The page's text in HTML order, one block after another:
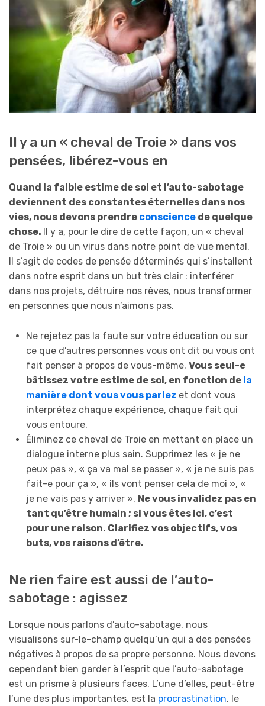
Il y a un « cheval de Troie » dans vos
pensées, libérez-vous en
Quand la faible estime de soi et l’auto-sabotage
deviennent des constantes éternelles dans nos
vies, nous devons prendre conscience de quelque
chose. Il y a, pour le dire de cette façon, un « cheval
de Troie » ou un virus dans notre point de vue mental.
Il s’agit de codes de pensée déterminés qui s’installent
dans notre esprit dans un but très clair : interférer
dans nos projets, détruire nos rêves, nous transformer
en personnes que nous n’aimons pas.
Ne rejetez pas la faute sur votre éducation ou sur
ce que d’autres personnes vous ont dit ou vous ont
fait penser à propos de vous-même. Vous seul-e
bâtissez votre estime de soi, en fonction de la
manière dont vous vous parlez et dont vous
interprétez chaque expérience, chaque fait qui
vous entoure.
Éliminez ce cheval de Troie en mettant en place un
dialogue interne plus sain. Supprimez les « je ne
peux pas », « ça va mal se passer », « je ne suis pas
fait-e pour ça », « ils vont penser cela de moi », «
je ne vais pas y arriver ». Ne vous invalidez pas en
tant qu’être humain ; si vous êtes ici, c’est
pour une raison. Clarifiez vos objectifs, vos
buts, vos raisons d’être.
Ne rien faire est aussi de l’auto-
sabotage : agissez
Lorsque nous parlons d’auto-sabotage, nous
visualisons sur-le-champ quelqu’un qui a des pensées
négatives à propos de sa propre personne. Nous devons
cependant bien garder à l’esprit que l’auto-sabotage
est un prisme à plusieurs faces. L’une d’elles, peut-être
l’une des plus importantes, est la procrastination, le